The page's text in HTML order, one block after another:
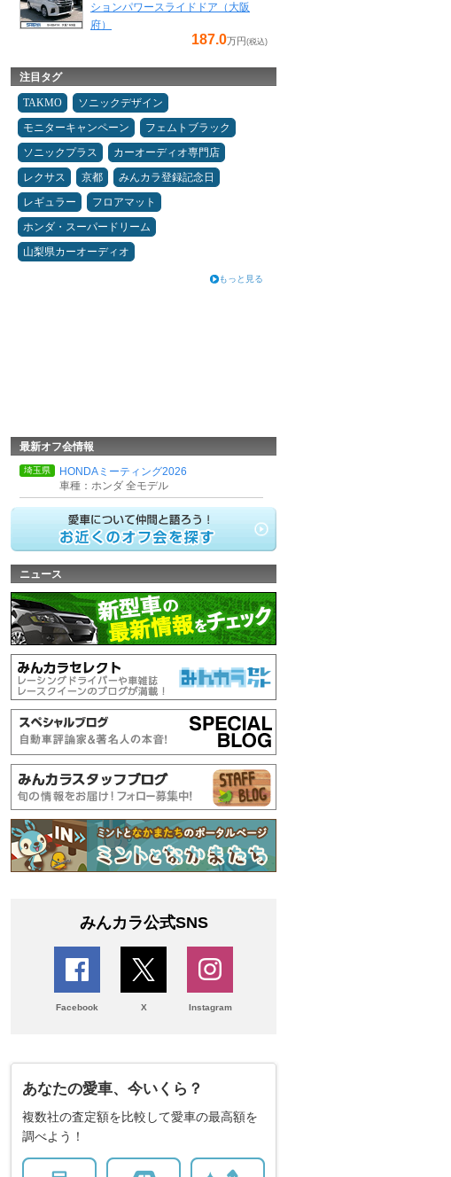
ションパワースライドドア（大阪
府）
187.0万円 (税込)
注目タグ
TAKMO
ソニックデザイン
モニターキャンペーン
フェムトブラック
ソニックプラス
カーオーディオ専門店
レクサス
京都
みんカラ登録記念日
レギュラー
フロアマット
ホンダ・スーパードリーム
山梨県カーオーディオ
もっと見る
最新オフ会情報
埼玉県
HONDAミーティング2026
車種：ホンダ 全モデル
ニュース
みんカラ公式SNS
Facebook X Instagram
あなたの愛車、今いくら？
複数社の査定額を比較して愛車の最高額を
調べよう！